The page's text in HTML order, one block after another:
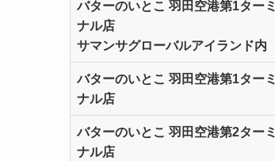
バターのいとこ 羽田空港第1ターミ
ナル店
サマンサグローバルアイランド内
バターのいとこ 羽田空港第1ターミ
ナル店
バターのいとこ 羽田空港第2ターミ
ナル店